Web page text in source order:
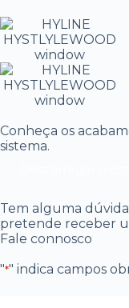
Conheça os
sistema.
Tem alguma dúvida
pretende receber
Fale connosco
"*" indica campos